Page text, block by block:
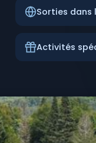
Sorties dans
Activités